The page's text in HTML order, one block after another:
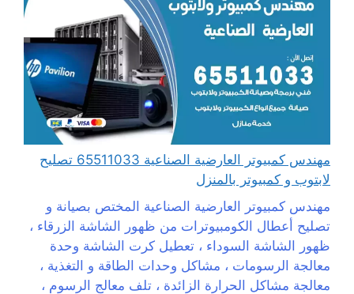
مهندس كمبيوتر العارضية الصناعية 65511033 تصليح
لابتوب و كمبيوتر بالمنزل
مهندس كمبيوتر العارضية الصناعية المختص بصيانة و
تصليح أعطال الكومبيوترات من ظهور الشاشة الزرقاء ،
ظهور الشاشة السوداء ، تعطيل كرت الشاشة وحدة
معالجة الرسومات ، مشاكل وحدات الطاقة و التغذية ،
معالجة مشاكل الحرارة الزائدة ، تلف معالج الرسوم ،